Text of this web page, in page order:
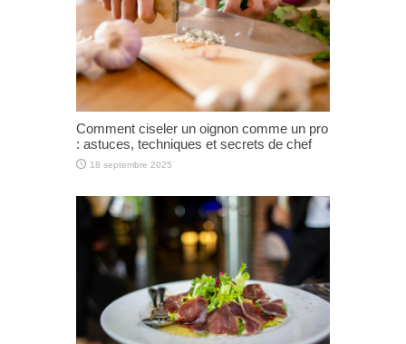
Comment ciseler un oignon comme un pro
: astuces, techniques et secrets de chef
18 septembre 2025